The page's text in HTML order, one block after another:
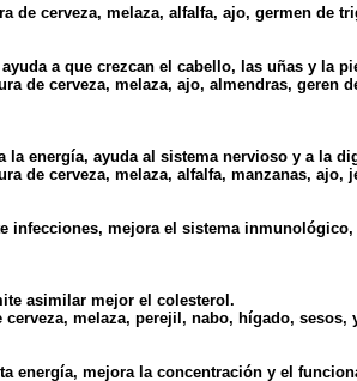
de cerveza, melaza, alfalfa, ajo, germen de
a que crezcan el cabello, las uñas y la
de cerveza, melaza, ajo, almendras,
la energía, ayuda al sistema nervioso y a la
de cerveza, melaza, alfalfa, manzanas,
infecciones, mejora el sistema
asimilar mejor el colesterol.
melaza, perejil, nabo, hígado,
energía, mejora la concentración y el